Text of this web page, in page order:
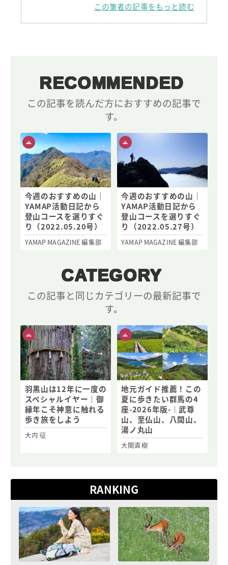
この筆者の記事をもっと読む
RECOMMENDED
この記事を読んだ方におすすめの記事で
す。
今週のおすすめの山｜
YAMAP活動日記から
登山コースを選りすぐ
り（2022.05.20号）
YAMAP MAGAZINE 編集部
今週のおすすめの山｜
YAMAP活動日記から
登山コースを選りすぐ
り（2022.05.27号）
YAMAP MAGAZINE 編集部
CATEGORY
この記事と同じカテゴリーの最新記事で
す。
羽黒山は12年に一度の
スペシャルイヤー｜御
縁年こそ神意に触れる
歩き旅をしよう
大内 征
地元ガイド推薦！この
夏に歩きたい群馬の4
座-2026年版-｜武尊
山、至仏山、八間山、
湯ノ丸山
大関直樹
RANKING